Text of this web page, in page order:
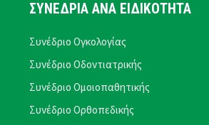
ΣΥΝΕΔΡΙΑ ΑΝΑ ΕΙΔΙΚΟΤΗΤΑ
Συνέδριο Ογκολογίας
Συνέδριο Οδοντιατρικής
Συνέδριο Ομοιοπαθητικής
Συνέδριο Ορθοπεδικής